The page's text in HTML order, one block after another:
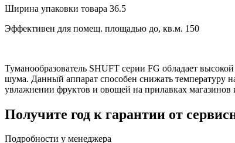
Ширина упаковки товара 36.5
Эффективен для помещ. площадью до, кв.м. 150
Туманообразователь SHUFT серии FG обладает
шума. Данный аппарат способен снижать температуру
увлажнении фруктов и овощей на прилавках магазинов
Получите год к гарантии от
Подробности у менеджера